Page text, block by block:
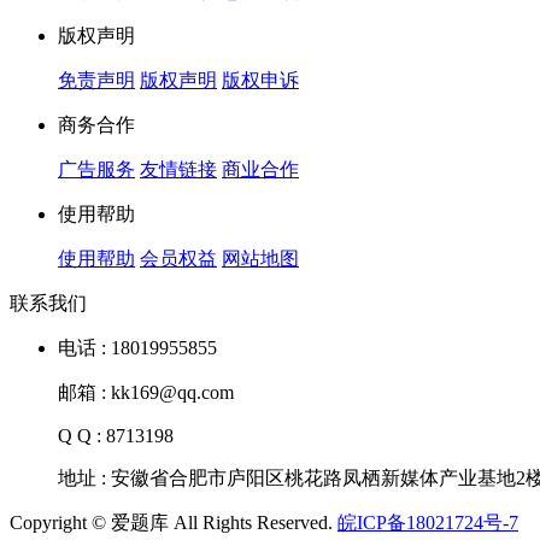
版权声明
免责声明 版权声明 版权申诉
商务合作
广告服务 友情链接 商业合作
使用帮助
使用帮助 会员权益 网站地图
联系我们
电话 : 18019955855
邮箱 : kk169@qq.com
Q Q : 8713198
地址 : 安徽省合肥市庐阳区桃花路凤栖新媒体产业基地2
Copyright © 爱题库 All Rights Reserved. 皖ICP备18021724号-7